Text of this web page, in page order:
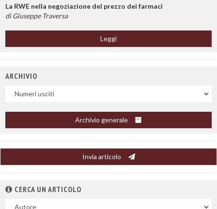
La RWE nella negoziazione del prezzo dei farmaci
di Giuseppe Traversa
Leggi
ARCHIVIO
Uscite
Archivio generale
Invia articolo
CERCA UN ARTICOLO